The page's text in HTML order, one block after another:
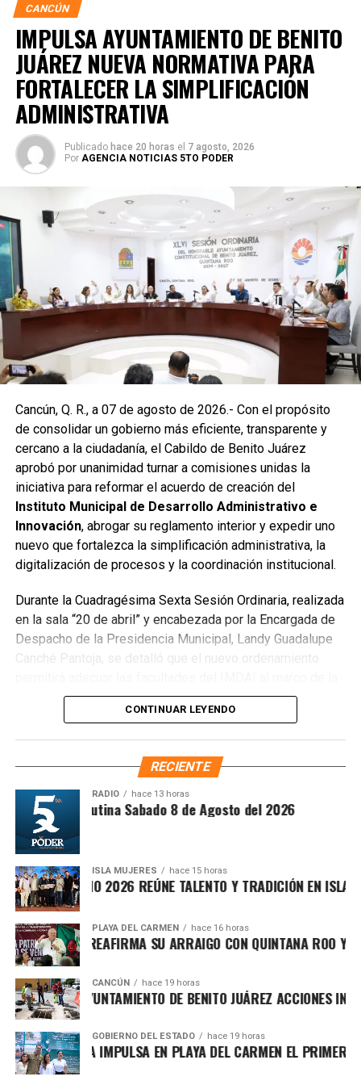
Posteriormente, en la Supermanzana 238, se atendió la
solicitud de vecinos mediante el desazolve de un pozo
pluvial localizado en el cruce de la Calle 53 con Calle 112.
Con apoyo de una máquina perforadora y una unidad
Vactor, se liberó el captador para prevenir
encharcamientos y mejorar el flujo hidráulico, lo que fue
reconocido por la comunidad como una respuesta
oportuna del gobierno municipal.
se reconstruyó la losa de bóveda y se instaló una nueva
rejilla en un pozo dañado por el tránsito de vehículos
pesados. De manera simultánea, se recuperó un espacio
público utilizado como basurero clandestino, del cual se
han retirado aproximadamente 150 toneladas de
escombros, cacharros y desechos vegetales. Se estima
que el saneamiento concluirá en dos días.
Finalmente, las Unidades Verdes de SIRESOL Cancún
convertirse en punto de disposición ilegal de basura. El
Ayuntamiento exhortó a la ciudadanía a reportar estas
prácticas y sumarse al esfuerzo colectivo para mantener
un Cancún limpio y con prosperidad compartida.
Fuente: 5to Poder Agencia de Noticias
Recibe las noticias al instante
Quinto Podery recibe las noticias más
importantes de Quintana Roo directamente
CANCÚN
IMPULSA AYUNTAMIENTO DE BENITO
JUÁREZ NUEVA NORMATIVA PARA
FORTALECER LA SIMPLIFICACIÓN
ADMINISTRATIVA
Publicado hace 20 horas el 7 agosto, 2026
Por AGENCIA NOTICIAS 5TO PODER
Cancún, Q. R., a 07 de agosto de 2026.- Con el propósito
de consolidar un gobierno más eficiente, transparente y
cercano a la ciudadanía, el Cabildo de Benito Juárez
aprobó por unanimidad turnar a comisiones unidas la
iniciativa para reformar el acuerdo de creación del
Instituto Municipal de Desarrollo Administrativo e
Innovación, abrogar su reglamento interior y expedir uno
nuevo que fortalezca la simplificación administrativa, la
digitalización de procesos y la coordinación institucional.
Durante la Cuadragésima Sexta Sesión Ordinaria, realizada
en la sala “20 de abril” y encabezada por la Encargada de
Despacho de la Presidencia Municipal, Landy Guadalupe
Canché Pantoja, se detalló que el nuevo ordenamiento
Ley Nacional para Eliminar Trámites Burocráticos
mediante la instauración de la Autoridad Municipal de
Simplificación y Digitalización. Con ello, se busca agilizar
trámites, reducir cargas administrativas y mejorar la
Asimismo, el cuerpo cabildar avaló por mayoría turnar a
comisiones la expedición delReglamento para la
Atención Integral de Inmuebles en Estado de
CONTINUAR LEYENDO
RECIENTE
RADIO hace 13 horas
Síntesis Matutina Sabado 8 de Agosto del 2026
ISLA MUJERES hace 15 horas
ISLEÑO 2026 REÚNE TALENTO Y TRADICIÓN EN ISLA
PLAYA DEL CARMEN hace 16 horas
MARÍN REAFIRMA SU ARRAIGO CON QUINTANA ROO Y
CANCÚN hace 19 horas
AYUNTAMIENTO DE BENITO JUÁREZ ACCIONES
GOBIERNO DEL ESTADO hace 19 horas
LEZAMA IMPULSA EN PLAYA DEL CARMEN EL PRIMER